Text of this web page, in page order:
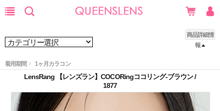
着用期間 1ヶ月カラコン
商品詳細情
報
LensRang 【レンズラン】COCORingココリング-ブラウン /
1877